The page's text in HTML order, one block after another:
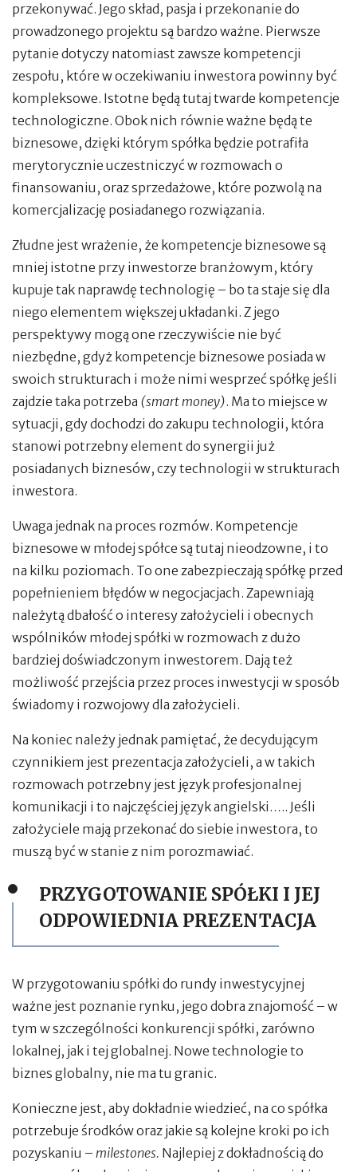
przekonywać. Jego skład, pasja i przekonanie do
prowadzonego projektu są bardzo ważne. Pierwsze
pytanie dotyczy natomiast zawsze kompetencji
zespołu, które w oczekiwaniu inwestora powinny być
kompleksowe. Istotne będą tutaj twarde kompetencje
technologiczne. Obok nich równie ważne będą te
biznesowe, dzięki którym spółka będzie potrafiła
merytorycznie uczestniczyć w rozmowach o
finansowaniu, oraz sprzedażowe, które pozwolą na
komercjalizację posiadanego rozwiązania.
Złudne jest wrażenie, że kompetencje biznesowe są
mniej istotne przy inwestorze branżowym, który
kupuje tak naprawdę technologię – bo ta staje się dla
niego elementem większej układanki. Z jego
perspektywy mogą one rzeczywiście nie być
niezbędne, gdyż kompetencje biznesowe posiada w
swoich strukturach i może nimi wesprzeć spółkę jeśli
zajdzie taka potrzeba (smart money). Ma to miejsce w
sytuacji, gdy dochodzi do zakupu technologii, która
stanowi potrzebny element do synergii już
posiadanych biznesów, czy technologii w strukturach
inwestora.
Uwaga jednak na proces rozmów. Kompetencje
biznesowe w młodej spółce są tutaj nieodzowne, i to
na kilku poziomach. To one zabezpieczają spółkę przed
popełnieniem błędów w negocjacjach. Zapewniają
należytą dbałość o interesy założycieli i obecnych
wspólników młodej spółki w rozmowach z dużo
bardziej doświadczonym inwestorem. Dają też
możliwość przejścia przez proces inwestycji w sposób
świadomy i rozwojowy dla założycieli.
Na koniec należy jednak pamiętać, że decydującym
czynnikiem jest prezentacja założycieli, a w takich
rozmowach potrzebny jest język profesjonalnej
komunikacji i to najczęściej język angielski….. Jeśli
założyciele mają przekonać do siebie inwestora, to
muszą być w stanie z nim porozmawiać.
PRZYGOTOWANIE SPÓŁKI I JEJ
ODPOWIEDNIA PREZENTACJA
W przygotowaniu spółki do rundy inwestycyjnej
ważne jest poznanie rynku, jego dobra znajomość – w
tym w szczególności konkurencji spółki, zarówno
lokalnej, jak i tej globalnej. Nowe technologie to
biznes globalny, nie ma tu granic.
Konieczne jest, aby dokładnie wiedzieć, na co spółka
potrzebuje środków oraz jakie są kolejne kroki po ich
pozyskaniu – milestones. Najlepiej z dokładnością do